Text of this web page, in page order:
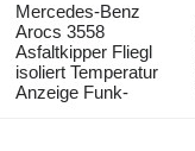
Mercedes-Benz
Arocs 3558
Asfaltkipper Fliegl
isoliert Temperatur
Anzeige Funk-